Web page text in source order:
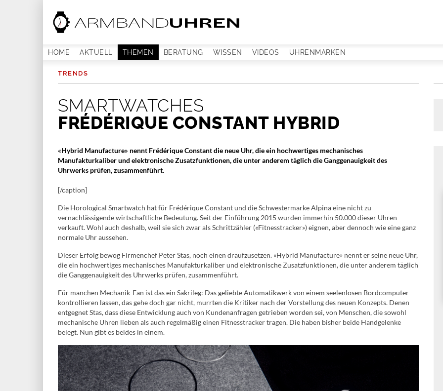
HOME AKTUELL THEMEN BERATUNG WISSEN VIDEOS UHRENMARKEN
TRENDS
SMARTWATCHES
FRÉDÉRIQUE CONSTANT HYBRID
«Hybrid Manufacture» nennt Frédérique Constant die neue Uhr, die ein hochwertiges mechanisches
Manufakturkaliber und elektronische Zusatzfunktionen, die unter anderem täglich die Ganggenauigkeit des
Uhrwerks prüfen, zusammenführt.
[/caption]
Die Horological Smartwatch hat für Frédérique Constant und die Schwestermarke Alpina eine nicht zu
vernachlässigende wirtschaftliche Bedeutung. Seit der Einführung 2015 wurden immerhin 50.000 dieser Uhren
verkauft. Wohl auch deshalb, weil sie sich zwar als Schrittzähler («Fitnesstracker») eignen, aber dennoch wie eine ganz
normale Uhr aussehen.
Dieser Erfolg bewog Firmenchef Peter Stas, noch einen draufzusetzen. «Hybrid Manufacture» nennt er seine neue Uhr,
die ein hochwertiges mechanisches Manufakturkaliber und elektronische Zusatzfunktionen, die unter anderem täglich
die Ganggenauigkeit des Uhrwerks prüfen, zusammenführt.
Für manchen Mechanik-Fan ist das ein Sakrileg: Das geliebte Automatikwerk von einem seelenlosen Bordcomputer
kontrollieren lassen, das gehe doch gar nicht, murrten die Kritiker nach der Vorstellung des neuen Konzepts. Denen
entgegnet Stas, dass diese Entwicklung auch von Kundenanfragen getrieben worden sei, von Menschen, die sowohl
mechanische Uhren lieben als auch regelmäßig einen Fitnesstracker tragen. Die haben bisher beide Handgelenke
belegt. Nun gibt es beides in einem.